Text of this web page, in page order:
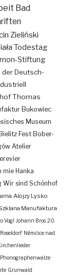
Bad
Zieliński
Todestag
Stiftung
der Deutsch-
Thomas
Bukowiec
Museum
Bielitz Fest Bober-
Atelier
mie Hanka
Wir sind Schönhof
Alojzy Lysko
Manufaktura
Vogl Johann Bros 20.
Roseldorf Némčice nad
Phonographenwalze
Grunwald